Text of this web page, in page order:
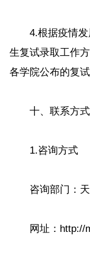
4.根据疫情发
生复试录取工作
各学院公布的复试
十、联系方式
1.咨询方式
咨询部门：天
网址：http://